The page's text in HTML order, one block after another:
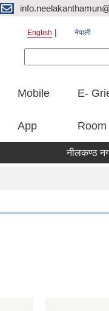
English नेपाली
Mobile
App
E-
Room
नीलकण्ठ